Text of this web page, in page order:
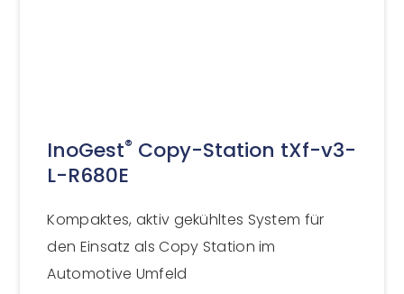
InoGest® Copy-Station tXf-v3-
L-R680E
Kompaktes, aktiv gekühltes System für
den Einsatz als Copy Station im
Automotive Umfeld